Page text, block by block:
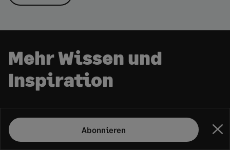
Mehr Wissen und
Inspiration
EMPFOHLEN
Papierakte ade: Der komplette
Abonnieren